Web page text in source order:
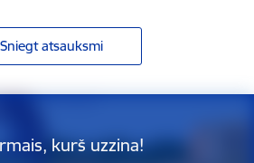
Sniegt atsauksmi
kurš uzzina!